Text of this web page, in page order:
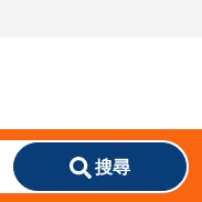
搜尋